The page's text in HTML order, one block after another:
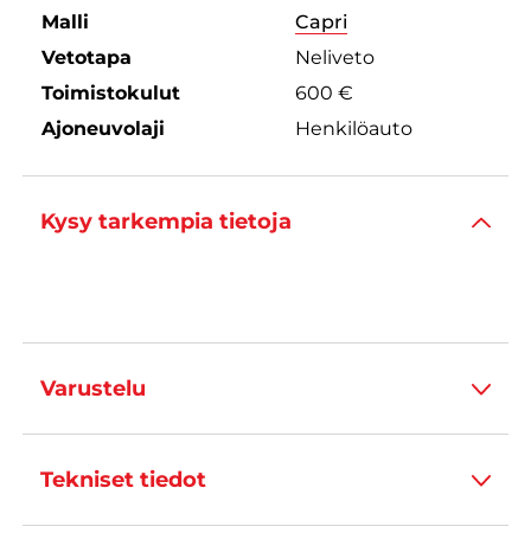
Malli
Capri
Vetotapa
Neliveto
Toimistokulut
600 €
Ajoneuvolaji
Henkilöauto
Kysy tarkempia tietoja
Varustelu
Tekniset tiedot